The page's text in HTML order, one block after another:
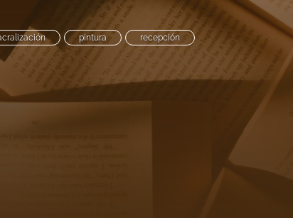
pintura recepción